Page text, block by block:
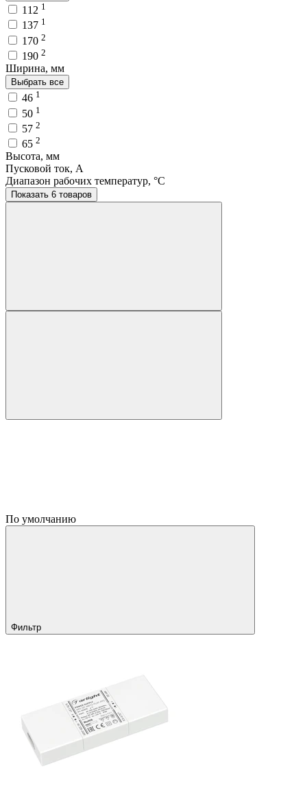
112 1
137 1
170 2
190 2
Ширина, мм
Выбрать все
46 1
50 1
57 2
65 2
Высота, мм
Пусковой ток, A
Диапазон рабочих температур, °C
Показать 6 товаров
По умолчанию
Фильтр